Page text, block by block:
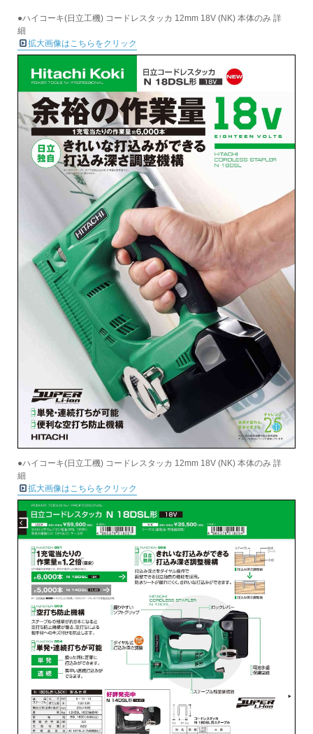
●ハイコーキ(日立工機) コードレスタッカ 12mm 18V (NK) 本体のみ 詳
細
拡大画像はこちらをクリック
●ハイコーキ(日立工機) コードレスタッカ 12mm 18V (NK) 本体のみ 詳
細
拡大画像はこちらをクリック